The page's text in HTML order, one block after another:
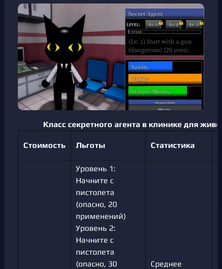
Класс секретного агента в клинике для
Стоимость Льготы Статистика
Уровень 1:
Начните с
пистолета
(опасно, 20
применений)
Уровень 2:
Начните с
пистолета
(опасно, 30
Среднее